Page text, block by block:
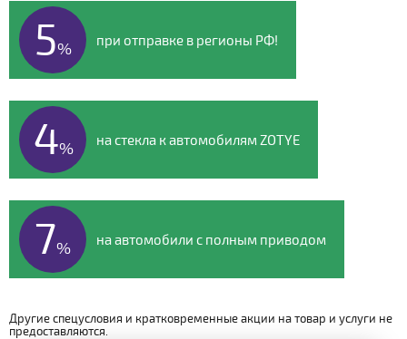
5% при отправке в регионы РФ!
4% на стекла к автомобилям ZOTYE
7% на автомобили с полным приводом
Другие спецусловия и кратковременные акции на товар и услуги не
предоставляются.